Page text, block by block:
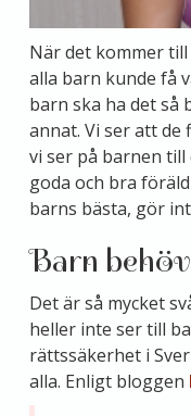
När det kommer
alla barn kunde få
barn ska ha det så
annat. Vi ser att
vi ser på barnen
goda och bra
barns bästa, gör
Barn
Det är så mycket
heller inte ser till
rättssäkerhet i
alla. Enligt bloggen